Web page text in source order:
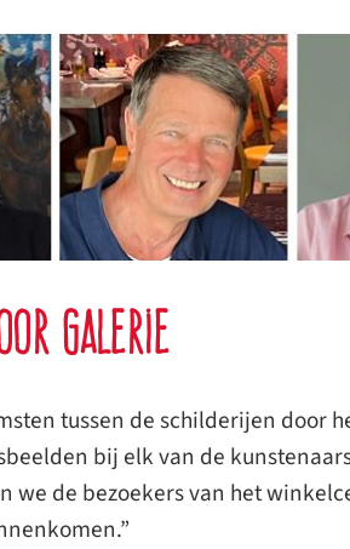
galerie
tussen de schilderijen door
bij elk van de
we de bezoekers van het